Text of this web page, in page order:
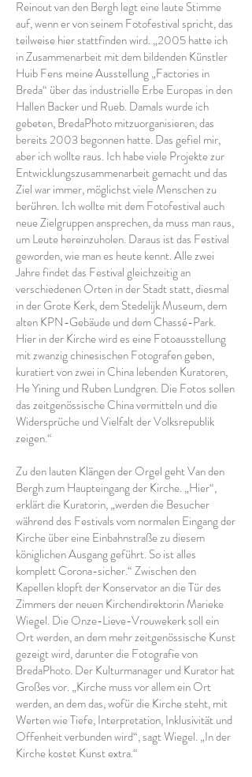
Reinout van den Bergh legt eine laute Stimme
auf, wenn er von seinem Fotofestival spricht, das
teilweise hier stattfinden wird. „2005 hatte ich
in Zusammenarbeit mit dem bildenden Künstler
Huib Fens meine Ausstellung „Factories in
Breda“ über das industrielle Erbe Europas in den
Hallen Backer und Rueb. Damals wurde ich
gebeten, BredaPhoto mitzuorganisieren, das
bereits 2003 begonnen hatte. Das gefiel mir,
aber ich wollte raus. Ich habe viele Projekte zur
Entwicklungszusammenarbeit gemacht und das
Ziel war immer, möglichst viele Menschen zu
berühren. Ich wollte mit dem Fotofestival auch
neue Zielgruppen ansprechen, da muss man raus,
um Leute hereinzuholen. Daraus ist das Festival
geworden, wie man es heute kennt. Alle zwei
Jahre findet das Festival gleichzeitig an
verschiedenen Orten in der Stadt statt, diesmal
in der Grote Kerk, dem Stedelijk Museum, dem
alten KPN-Gebäude und dem Chassé-Park.
Hier in der Kirche wird es eine Fotoausstellung
mit zwanzig chinesischen Fotografen geben,
kuratiert von zwei in China lebenden Kuratoren,
He Yining und Ruben Lundgren. Die Fotos sollen
das zeitgenössische China vermitteln und die
Widersprüche und Vielfalt der Volksrepublik
zeigen.“
Zu den lauten Klängen der Orgel geht Van den
Bergh zum Haupteingang der Kirche. „Hier“,
erklärt die Kuratorin, „werden die Besucher
während des Festivals vom normalen Eingang der
Kirche über eine Einbahnstraße zu diesem
königlichen Ausgang geführt. So ist alles
komplett Corona-sicher.“ Zwischen den
Kapellen klopft der Konservator an die Tür des
Zimmers der neuen Kirchendirektorin Marieke
Wiegel. Die Onze-Lieve-Vrouwekerk soll ein
Ort werden, an dem mehr zeitgenössische Kunst
gezeigt wird, darunter die Fotografie von
BredaPhoto. Der Kulturmanager und Kurator hat
Großes vor. „Kirche muss vor allem ein Ort
werden, an dem das, wofür die Kirche steht, mit
Werten wie Tiefe, Interpretation, Inklusivität und
Offenheit verbunden wird“, sagt Wiegel. „In der
Kirche kostet Kunst extra.“